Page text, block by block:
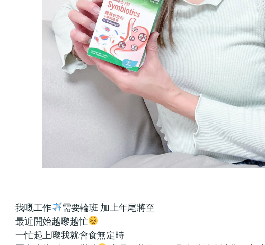
我嘅工作
需要輪班 加上年尾將至
最近開始越嚟越忙
一忙起上嚟我就會食無定時